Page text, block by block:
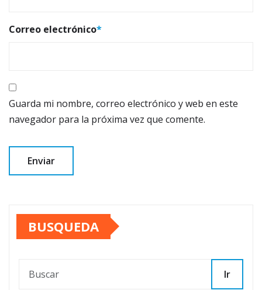
Correo electrónico*
Guarda mi nombre, correo electrónico y web en este
navegador para la próxima vez que comente.
BUSQUEDA
Ir